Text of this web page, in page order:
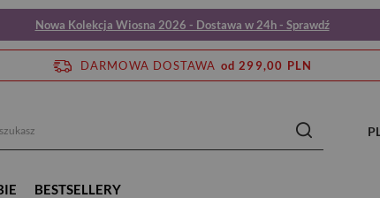
Nowa Kolekcja Wiosna 2026 - Dostawa w 24h - Sprawdź
DARMOWA DOSTAWA od 299,00 PLN
BESTSELLERY